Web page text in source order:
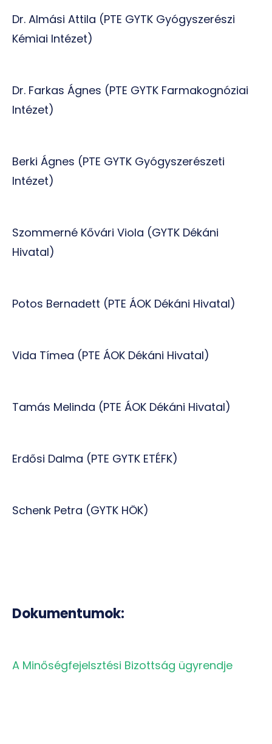
Dr. Almási Attila (PTE GYTK Gyógyszerészi
Kémiai Intézet)
Dr. Farkas Ágnes (PTE GYTK Farmakognóziai
Intézet)
Berki Ágnes (PTE GYTK Gyógyszerészeti
Intézet)
Szommerné Kővári Viola (GYTK Dékáni
Hivatal)
Potos Bernadett (PTE ÁOK Dékáni Hivatal)
Vida Tímea (PTE ÁOK Dékáni Hivatal)
Tamás Melinda (PTE ÁOK Dékáni Hivatal)
Erdősi Dalma (PTE GYTK ETÉFK)
Schenk Petra (GYTK HÖK)
Dokumentumok:
A Minőségfejelsztési Bizottság ügyrendje